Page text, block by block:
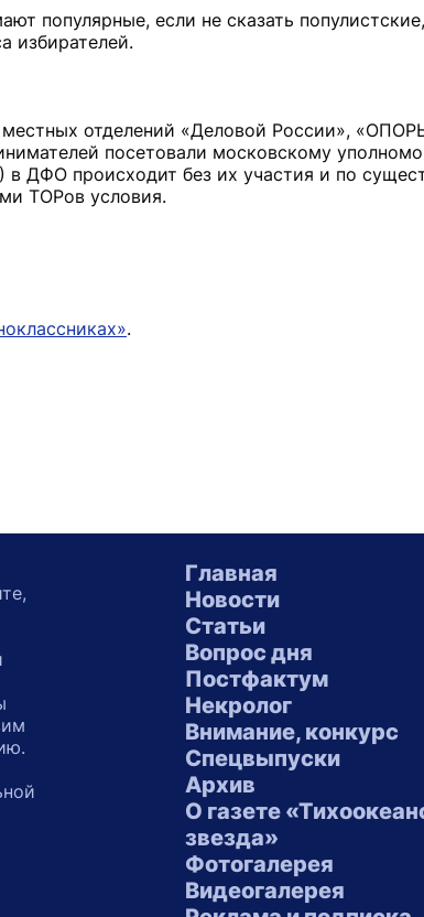
популярные, если не сказать
избирателей.
отделений «Деловой России»,
посетовали московскому
ДФО происходит без их участия и по
ТОРов условия.
.
Главная
Новости
Статьи
Вопрос дня
Постфактум
Некролог
Внимание, конкурс
Спецвыпуски
Архив
О газете
звезда»
Фотогалерея
Видеогалерея